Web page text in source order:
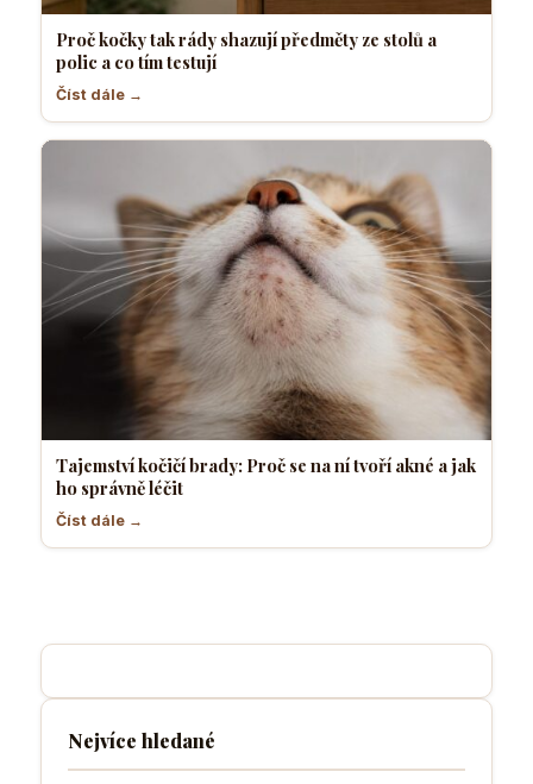
Proč kočky tak rády shazují předměty ze stolů a
polic a co tím testují
Číst dále →
Tajemství kočičí brady: Proč se na ní tvoří akné a jak
ho správně léčit
Číst dále →
Nejvíce hledané